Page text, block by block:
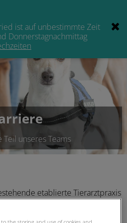
ist auf unbestimmte Zeit
Donnerstagnachmittag
Teil unseres Teams
etablierte Tierarztpraxis